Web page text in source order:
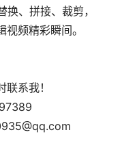
、拼接、裁剪，
频精彩瞬间。
系我！